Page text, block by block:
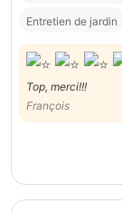
Entretien de jardin
Top, merci!!!
François